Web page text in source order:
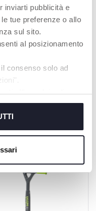
inviarti pubblicità e
tue preferenze o allo
sul sito.
al posizionamento
consenso solo ad
all’uso dei soli
del servizio
CENTRE
sounds